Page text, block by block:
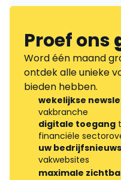
Proef ons
Word één maand
ontdek alle unieke
bieden hebben.
wekelijkse
vakbranche
digitale toegang
financiële
uw bedrijfsnieuws
vakwebsites
maximale